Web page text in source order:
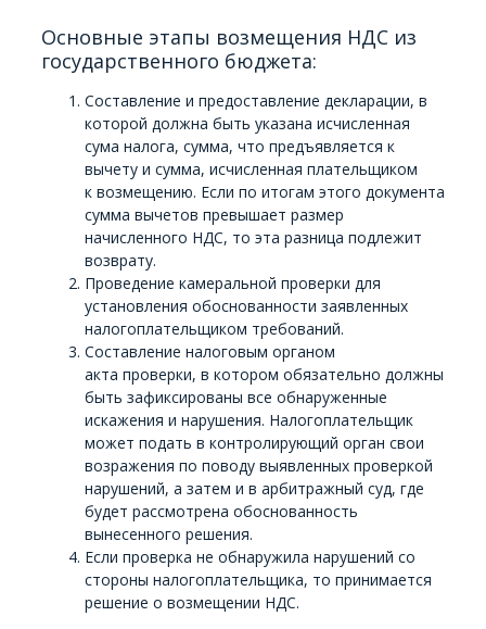
Основные этапы возмещения НДС из
государственного бюджета:
Составление и предоставление декларации, в
которой должна быть указана исчисленная
сума налога, сумма, что предъявляется к
вычету и сумма, исчисленная плательщиком
к возмещению. Если по итогам этого документа
сумма вычетов превышает размер
начисленного НДС, то эта разница подлежит
возврату.
Проведение камеральной проверки для
установления обоснованности заявленных
налогоплательщиком требований.
Составление налоговым органом
акта проверки, в котором обязательно должны
быть зафиксированы все обнаруженные
искажения и нарушения. Налогоплательщик
может подать в контролирующий орган свои
возражения по поводу выявленных проверкой
нарушений, а затем и в арбитражный суд, где
будет рассмотрена обоснованность
вынесенного решения.
Если проверка не обнаружила нарушений со
стороны налогоплательщика, то принимается
решение о возмещении НДС.